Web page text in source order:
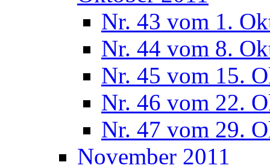
Nr. 43 vom 1.
Nr. 44 vom 8.
Nr. 45 vom 15.
Nr. 46 vom 22.
Nr. 47 vom 29.
November 2011